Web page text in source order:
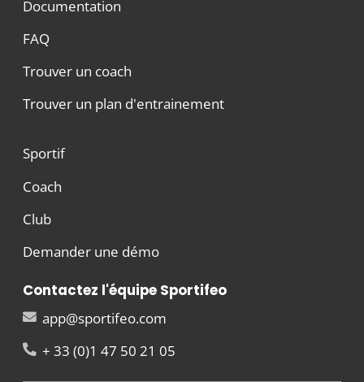
Documentation
FAQ
Trouver un coach
Trouver un plan d'entrainement
Sportif
Coach
Club
Demander une démo
Contactez l'équipe Sportifeo
app@sportifeo.com
+ 33 (0)1 47 50 21 05